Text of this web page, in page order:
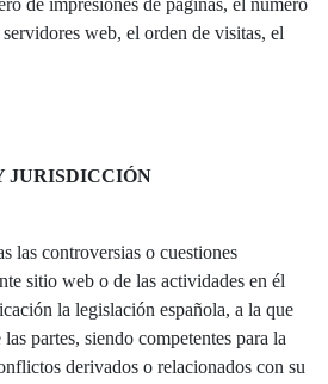
de impresiones de páginas, el número
web, el orden de visitas, el
JURISDICCIÓN
las controversias o cuestiones
sitio web o de las actividades en él
la legislación española, a la que
partes, siendo competentes para la
derivados o relacionados con su